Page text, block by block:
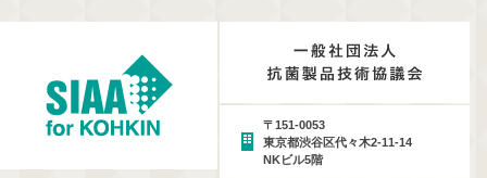
〒151-0053
東京都渋谷区代々木2-11-14
NKビル5階